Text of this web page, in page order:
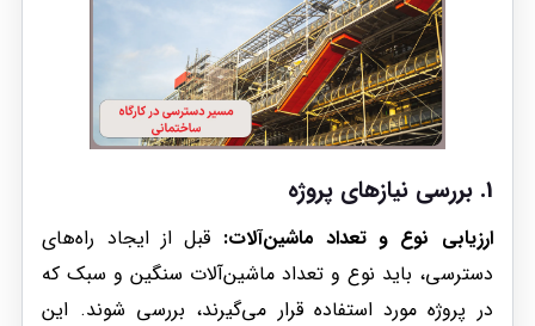
1. بررسی نیازهای پروژه
ارزیابی نوع و تعداد ماشین‌آلات: قبل از ایجاد راه‌های
دسترسی، باید نوع و تعداد ماشین‌آلات سنگین و سبک که
در پروژه مورد استفاده قرار می‌گیرند، بررسی شوند. این